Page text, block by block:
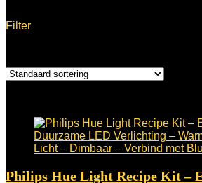
Filter
Philips Hue Light Recipe Kit –